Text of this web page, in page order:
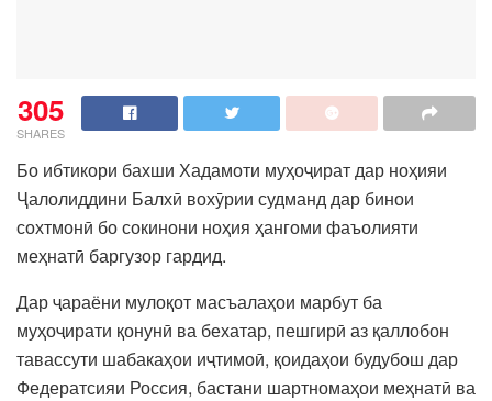
305
SHARES
Бо ибтикори бахши Хадамоти муҳоҷират дар ноҳияи
Ҷалолиддини Балхӣ вохӯрии судманд дар бинои
сохтмонӣ бо сокинони ноҳия ҳангоми фаъолияти
меҳнатӣ баргузор гардид.
Дар ҷараёни мулоқот масъалаҳои марбут ба
муҳоҷирати қонунӣ ва бехатар, пешгирӣ аз қаллобон
тавассути шабакаҳои иҷтимоӣ, қоидаҳои будубош дар
Федератсияи Россия, бастани шартномаҳои меҳнатӣ ва